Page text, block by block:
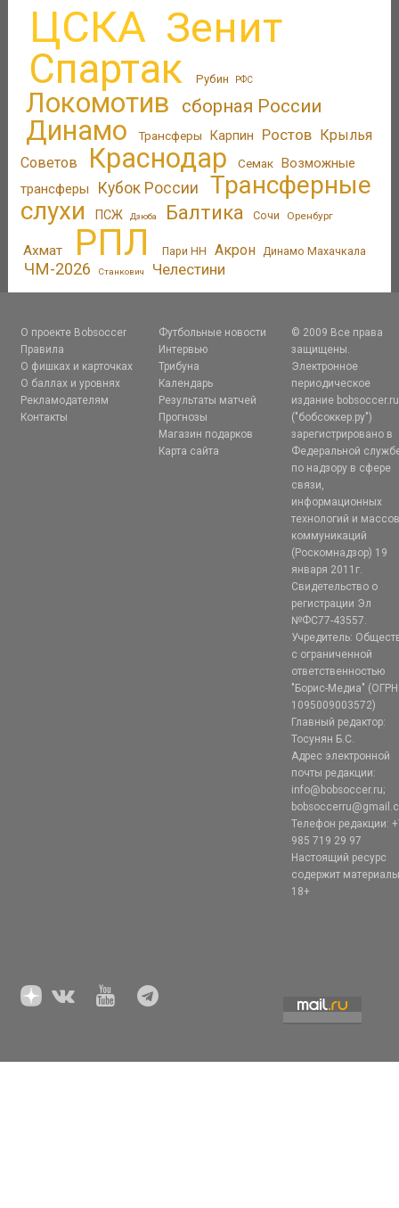
ЦСКА Зенит
Спартак Рубин РФС
Локомотив сборная России
Динамо Трансферы Карпин Ростов Крылья
Советов
Краснодар Семак Возможные
трансферы
Кубок России
Трансферные
слухи
ПСЖ Дзюба Балтика Сочи Оренбург
Ахмат РПЛ Пари НН Акрон Динамо Махачкала
ЧМ-2026 Станкович Челестини
О проекте Bobsoccer
Правила
О фишках и карточках
О баллах и уровнях
Рекламодателям
Контакты
Футбольные новости
Интервью
Трибуна
Календарь
Результаты матчей
Прогнозы
Магазин подарков
Карта сайта
© 2009 Все права
защищены.
Электронное
периодическое
издание bobsoccer.ru
("бобсоккер.ру")
зарегистрировано в
Федеральной
по надзору в сфере
связи,
информационных
технологий и
коммуникаций
(Роскомнадзор) 19
января 2011г.
Свидетельство о
регистрации Эл
№ФС77-43557.
Учредитель:
с ограниченной
ответственностью
"Борис-Медиа" (ОГРН
1095009003572)
Главный редактор:
Тосунян Б.С.
Адрес электронной
почты редакции:
info@bobsoccer.ru;
Телефон редакции:
985 719 29 97
Настоящий ресурс
содержит
18+